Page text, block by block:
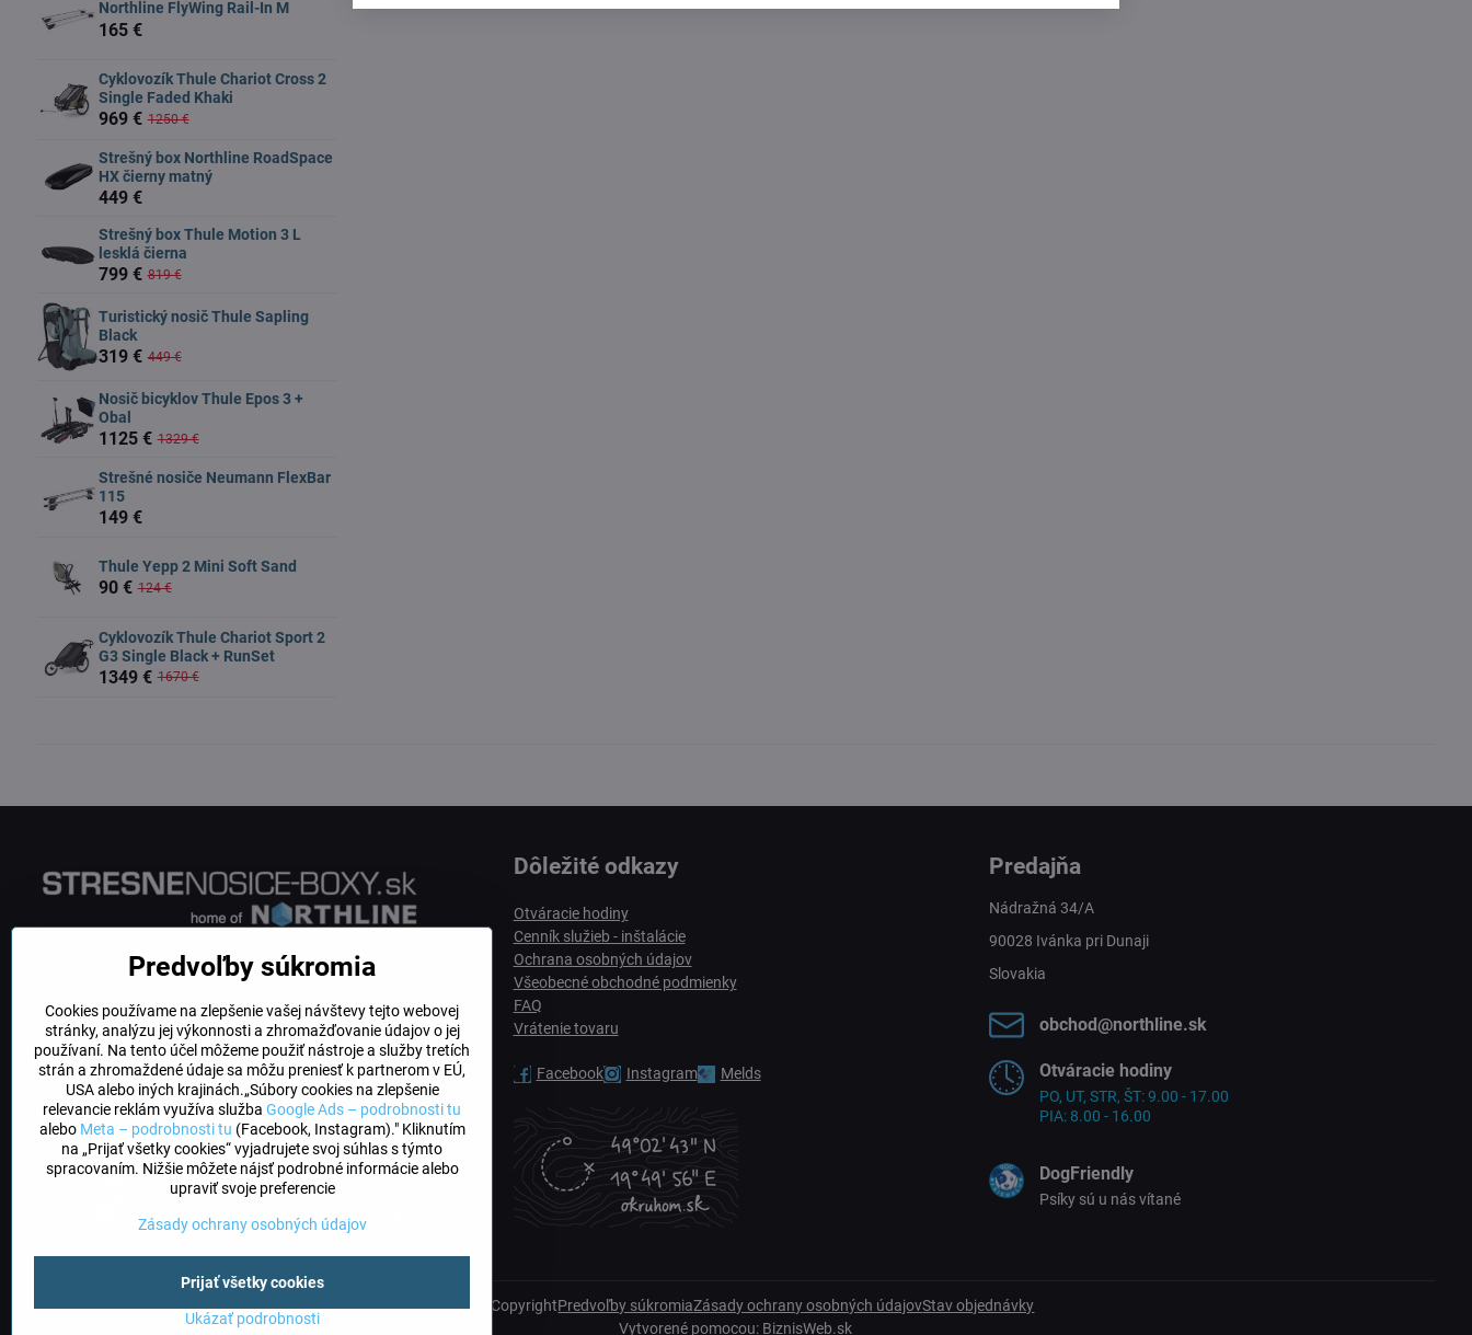
Northline FlyWing Rail-In M
165 €
Cyklovozík Thule Chariot Cross 2
Single Faded Khaki
969 € 1250 €
Strešný box Northline RoadSpace
HX čierny matný
449 €
Strešný box Thule Motion 3 L
lesklá čierna
799 € 819 €
Turistický nosič Thule Sapling
Black
319 € 449 €
Nosič bicyklov Thule Epos 3 +
Obal
1125 € 1329 €
Strešné nosiče Neumann FlexBar
115
149 €
Thule Yepp 2 Mini Soft Sand
90 € 124 €
Cyklovozík Thule Chariot Sport 2
G3 Single Black + RunSet
1349 € 1670 €
Dôležité odkazy
Otváracie hodiny
Cenník služieb - inštalácie
Ochrana osobných údajov
Všeobecné obchodné podmienky
FAQ
Vrátenie tovaru
Facebook Instagram Melds
Predajňa
Nádražná 34/A
90028 Ivánka pri Dunaji
Slovakia
obchod​@northline​.sk
Otváracie hodiny
PO, UT, STR, ŠT: 9.00 - 17.00
PIA: 8.00 - 16.00
DogFriendly
Psíky sú u nás vítané
©2026 CopyrightPredvoľby súkromiaZásady ochrany osobných údajovStav objednávky
Vytvorené pomocou: BiznisWeb.sk
Predvoľby súkromia
Cookies používame na zlepšenie vašej návštevy tejto webovej
stránky, analýzu jej výkonnosti a zhromažďovanie údajov o jej
používaní. Na tento účel môžeme použiť nástroje a služby tretích
strán a zhromaždené údaje sa môžu preniesť k partnerom v EÚ,
USA alebo iných krajinách.„Súbory cookies na zlepšenie
relevancie reklám využíva služba Google Ads – podrobnosti tu
alebo Meta – podrobnosti tu (Facebook, Instagram)." Kliknutím
na „Prijať všetky cookies“ vyjadrujete svoj súhlas s týmto
spracovaním. Nižšie môžete nájsť podrobné informácie alebo
upraviť svoje preferencie
Zásady ochrany osobných údajov
Ukázať podrobnosti
Prijať všetky cookies